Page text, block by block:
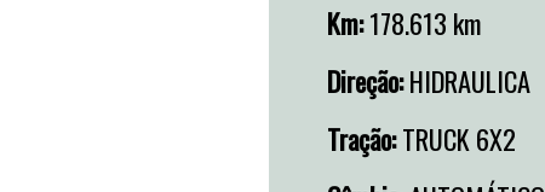
Km:178.613 km
Direção:HIDRAULICA
Tração:TRUCK 6X2